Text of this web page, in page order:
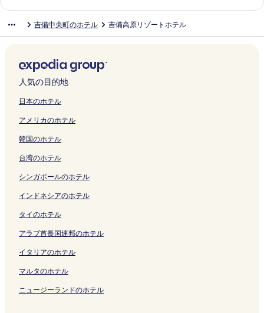
M
の
ペ
ー
ジ
開
リ
ン
ク
a
の
ペ
ー
ジ
開
リ
ン
ク
開
く
ク
ジ
を
リ
ン
ク
ー
ジ
く
リ
ン
ク
の
ジ
を
開
く
ン
w
a
c
o
ペ
ジ
を
開
く
ン
-
u
l
s
n
y
の
ペ
ー
を
く
ン
ク
n
t
e
P
a
a
の
ペ
ー
を
く
ン
ク
を
開
ン
ク
n
a
y
m
の
ー
ジ
を
開
リ
ク
o
l
の
ペ
ー
を
く
リ
ン
ク
t
k
a
a
a
A
d
u
l
s
n
y
の
ペ
ー
を
l
o
t
l
o
l
y
w
o
d
C
t
e
r
s
o
G
a
e
n
O
k
y
m
a
2
の
ー
を
く
リ
ン
ク
u
e
H
t
l
ペ
ー
ジ
を
く
ン
q
r
e
H
o
e
P
l
u
s
ペ
ジ
開
く
リ
ン
e
n
O
a
a
a
の
ペ
ー
を
く
ン
ク
r
S
t
l
O
a
y
a
m
の
ー
を
開
く
リ
ク
O
o
の
ペ
ー
を
く
リ
ン
ク
吉備中央町のホテル 吉備高原リゾートホテル
人気の目的地
日本のホテル
アメリカのホテル
韓国のホテル
台湾のホテル
シンガポールのホテル
インドネシアのホテル
タイのホテル
アラブ首長国連邦のホテル
イタリアのホテル
マルタのホテル
ニュージーランドのホテル